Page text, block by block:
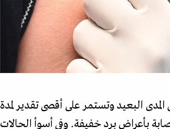
البعيد وتستمر على أقصى تقدير لمدة
بأعراض برد خفيفة. وفي أسوأ الحالات